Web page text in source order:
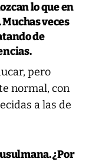
lo que en
veces
de
pero
normal, con
a las de
¿Por